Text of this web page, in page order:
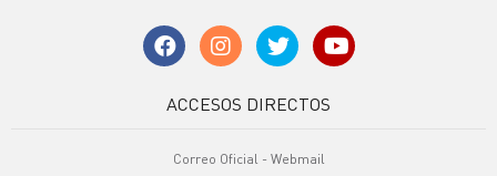
ACCESOS DIRECTOS
Correo Oficial - Webmail